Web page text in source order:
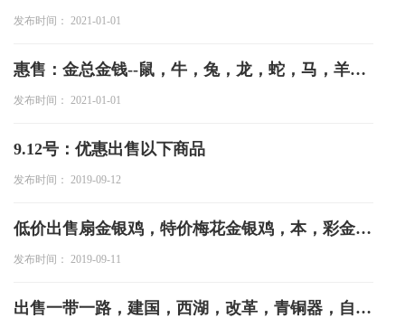
发布时间： 2021-01-01
惠售：金总金钱--鼠，牛，兔，龙，蛇，马，羊狗-猪
发布时间： 2021-01-01
9.12号：优惠出售以下商品
发布时间： 2019-09-12
低价出售扇金银鸡，特价梅花金银鸡，本，彩金银虎，兔，马，羊，猴，鸡
发布时间： 2019-09-11
出售一带一路，建国，西湖，改革，青铜器，自然基金，孔子，辛亥，京沪高铁，宁夏